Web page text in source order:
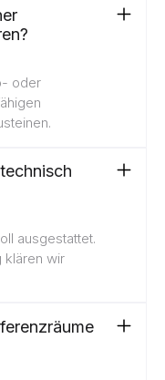
oder
ausgestattet.
klären wir